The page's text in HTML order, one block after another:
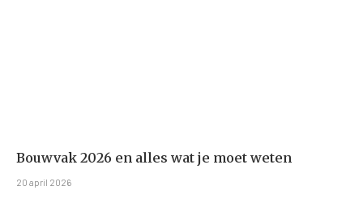
Bouwvak 2026 en alles wat je moet weten
20 april 2026